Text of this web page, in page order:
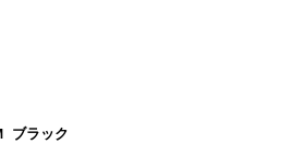
ブラック